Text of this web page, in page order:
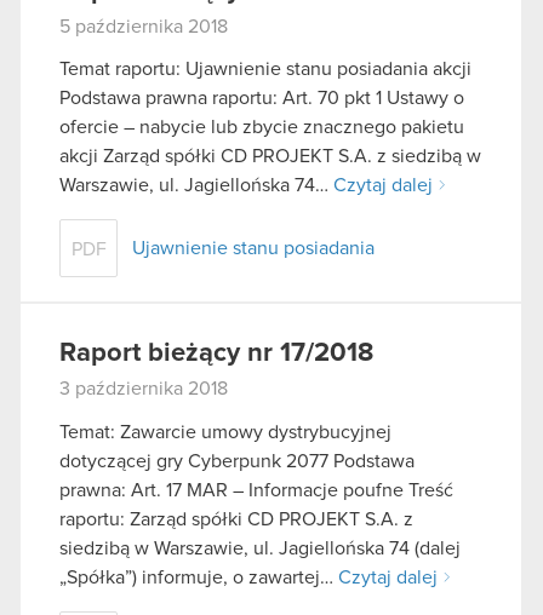
5 października 2018
Temat raportu: Ujawnienie stanu posiadania akcji
Podstawa prawna raportu: Art. 70 pkt 1 Ustawy o
ofercie – nabycie lub zbycie znacznego pakietu
akcji Zarząd spółki CD PROJEKT S.A. z siedzibą w
Warszawie, ul. Jagiellońska 74… Czytaj dalej
PDF Ujawnienie stanu posiadania
Raport bieżący nr 17/2018
3 października 2018
Temat: Zawarcie umowy dystrybucyjnej
dotyczącej gry Cyberpunk 2077 Podstawa
prawna: Art. 17 MAR – Informacje poufne Treść
raportu: Zarząd spółki CD PROJEKT S.A. z
siedzibą w Warszawie, ul. Jagiellońska 74 (dalej
„Spółka”) informuje, o zawartej… Czytaj dalej